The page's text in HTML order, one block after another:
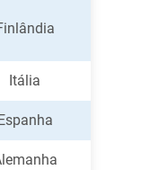
Itália
Espanha